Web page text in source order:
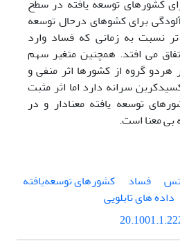
کشورهای توسعه یافته در سطح
برای کشوهای درحال توسعه
نسبت به زمانی که فساد وارد
می افتد. همچنین متغیر سهم
هردو گروه از کشورها اثر منفی و
سرانه دارد اما اثر مثبت
توسعه یافته معنادار و در
معنا است.
فساد
کشورهای توسعه‌یافته
داده های تابلویی